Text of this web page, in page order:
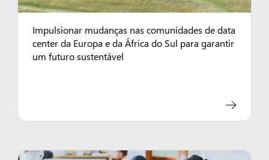
Impulsionar mudanças nas comunidades de data
center da Europa e da África do Sul para garantir
um futuro sustentável